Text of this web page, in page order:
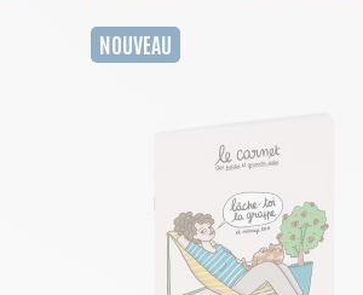
NOUVEAU